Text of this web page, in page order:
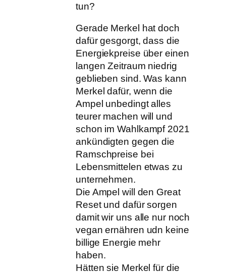
tun?
Gerade Merkel hat doch
dafür gesgorgt, dass die
Energiekpreise über einen
langen Zeitraum niedrig
geblieben sind. Was kann
Merkel dafür, wenn die
Ampel unbedingt alles
teurer machen will und
schon im Wahlkampf 2021
ankündigten gegen die
Ramschpreise bei
Lebensmittelen etwas zu
unternehmen.
Die Ampel will den Great
Reset und dafür sorgen
damit wir uns alle nur noch
vegan ernähren udn keine
billige Energie mehr
haben.
Hätten sie Merkel für die